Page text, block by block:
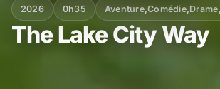
2026 0h35 Aventure ,Comédie Drame
The Lake City Way